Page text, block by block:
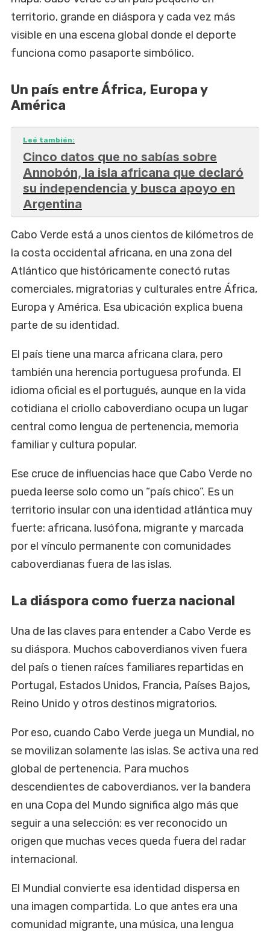
territorio, grande en diáspora y cada vez más
visible en una escena global donde el deporte
funciona como pasaporte simbólico.
Un país entre África, Europa y
América
Leé también:
Cinco datos que no sabías sobre
Annobón, la isla africana que declaró
su independencia y busca apoyo en
Argentina
Cabo Verde está a unos cientos de kilómetros de
la costa occidental africana, en una zona del
Atlántico que históricamente conectó rutas
comerciales, migratorias y culturales entre África,
Europa y América. Esa ubicación explica buena
parte de su identidad.
El país tiene una marca africana clara, pero
también una herencia portuguesa profunda. El
idioma oficial es el portugués, aunque en la vida
cotidiana el criollo caboverdiano ocupa un lugar
central como lengua de pertenencia, memoria
familiar y cultura popular.
Ese cruce de influencias hace que Cabo Verde no
pueda leerse solo como un “país chico”. Es un
territorio insular con una identidad atlántica muy
fuerte: africana, lusófona, migrante y marcada
por el vínculo permanente con comunidades
caboverdianas fuera de las islas.
La diáspora como fuerza nacional
Una de las claves para entender a Cabo Verde es
su diáspora. Muchos caboverdianos viven fuera
del país o tienen raíces familiares repartidas en
Portugal, Estados Unidos, Francia, Países Bajos,
Reino Unido y otros destinos migratorios.
Por eso, cuando Cabo Verde juega un Mundial, no
se movilizan solamente las islas. Se activa una red
global de pertenencia. Para muchos
descendientes de caboverdianos, ver la bandera
en una Copa del Mundo significa algo más que
seguir a una selección: es ver reconocido un
origen que muchas veces queda fuera del radar
internacional.
El Mundial convierte esa identidad dispersa en
una imagen compartida. Lo que antes era una
comunidad migrante, una música, una lengua